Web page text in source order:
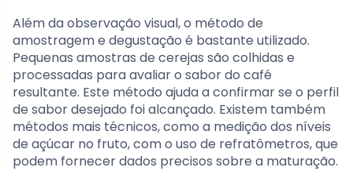
Além da observação visual, o método de
amostragem e degustação é bastante utilizado.
Pequenas amostras de cerejas são colhidas e
processadas para avaliar o sabor do café
resultante. Este método ajuda a confirmar se o perfil
de sabor desejado foi alcançado. Existem também
métodos mais técnicos, como a medição dos níveis
de açúcar no fruto, com o uso de refratômetros, que
podem fornecer dados precisos sobre a maturação.